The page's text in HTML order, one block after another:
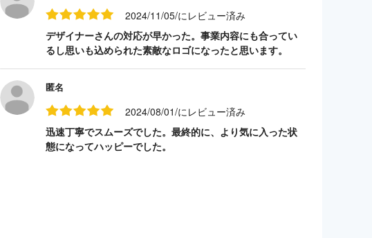
2024/11/05/にレビュー済み
デザイナーさんの対応が早かった。事業内容にも合ってい
るし思いも込められた素敵なロゴになったと思います。
匿名
2024/08/01/にレビュー済み
迅速丁寧でスムーズでした。最終的に、より気に入った状
態になってハッピーでした。